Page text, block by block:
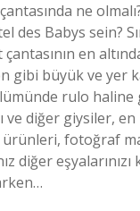
ne
des Babys sein?
çantasının en
gibi büyük ve yer
rulo haline
ve diğer giysiler,
ürünleri, fotoğraf
diğer eşyalarınızı